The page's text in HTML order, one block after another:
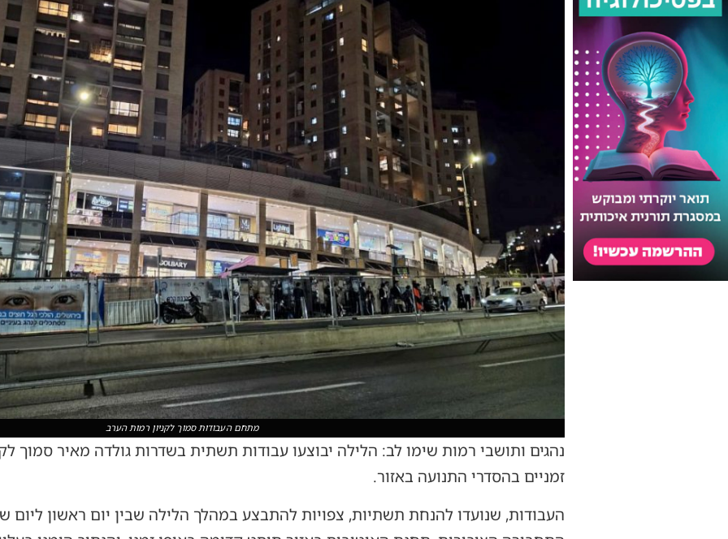
מתחם העבודות סמוך לקניון רמות הערב
נהגים ותושבי רמות שימו לב: הלילה יבוצעו עבודות תשתית בשדרות גולדה מאיר סמוך
זמניים בהסדרי התנועה באזור.
העבודות, שנועדו להנחת תשתיות, צפויות להתבצע במהלך הלילה שבין יום ראשון ליום